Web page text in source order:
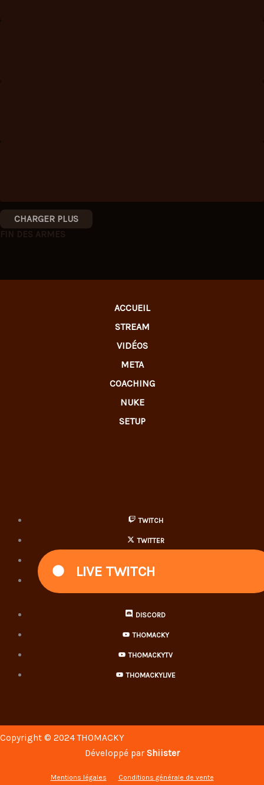
CHARGER PLUS
FIN DES ARMES
LIVE TWITCH
ACCUEIL
STREAM
VIDÉOS
META
COACHING
NUKE
SETUP
TWITCH
TWITTER
DISCORD
THOMACKY
THOMACKYTV
THOMACKYLIVE
Copyright © 2024 THOMACKY
Développé par Shiister
Mentions légales
Conditions générale de vente